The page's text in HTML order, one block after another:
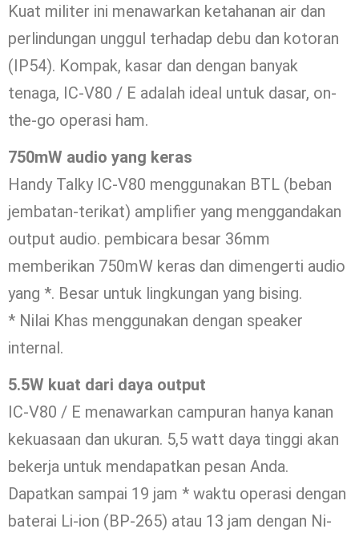
Kuat militer ini menawarkan ketahanan air dan
perlindungan unggul terhadap debu dan kotoran
(IP54). Kompak, kasar dan dengan banyak
tenaga, IC-V80 / E adalah ideal untuk dasar, on-
the-go operasi ham.
750mW audio yang keras
Handy Talky IC-V80 menggunakan BTL (beban
jembatan-terikat) amplifier yang menggandakan
output audio. pembicara besar 36mm
memberikan 750mW keras dan dimengerti audio
yang *. Besar untuk lingkungan yang bising.
* Nilai Khas menggunakan dengan speaker
internal.
5.5W kuat dari daya output
IC-V80 / E menawarkan campuran hanya kanan
kekuasaan dan ukuran. 5,5 watt daya tinggi akan
bekerja untuk mendapatkan pesan Anda.
Dapatkan sampai 19 jam * waktu operasi dengan
baterai Li-ion (BP-265) atau 13 jam dengan Ni-